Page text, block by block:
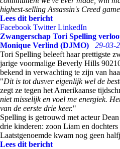
highest-selling Assassin's Creed
Lees dit bericht
Facebook Twitter LinkedIn
Zwangerschap Tori Spelling
Monique Verlind (DJMO)
29-03-
Tori Spelling beleeft haar prettigste
jarige voormalige Beverly Hills
bekend in verwachting te zijn van
"Dit is tot dusver eigenlijk wel de
zegt ze tegen het Amerikaanse
niet misselijk en voel me energiek.
van de eerste drie keer."
Spelling is getrouwd met acteur
drie kinderen: zoon Liam en
Laatstgenoemde kwam nog geen
Lees dit bericht